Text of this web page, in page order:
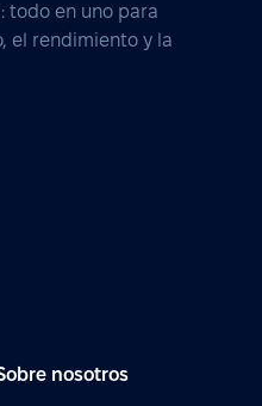
todo en uno para
el rendimiento y la
nosotros